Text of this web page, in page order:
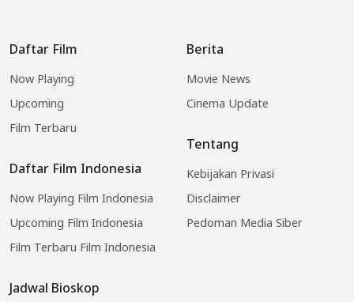
Daftar Film
Now Playing
Upcoming
Film Terbaru
Daftar Film Indonesia
Now Playing Film Indonesia
Upcoming Film Indonesia
Film Terbaru Film Indonesia
Jadwal Bioskop
Berita
Movie News
Cinema Update
Tentang
Kebijakan Privasi
Disclaimer
Pedoman Media Siber